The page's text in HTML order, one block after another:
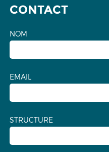
CONTACT
NOM
EMAIL
STRUCTURE